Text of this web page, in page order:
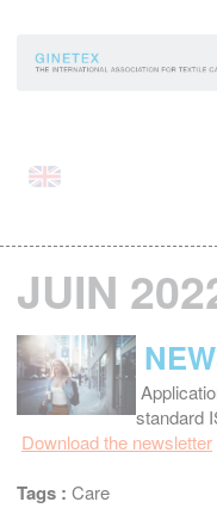
JUIN
standard
Download the newsletter
Tags : Care